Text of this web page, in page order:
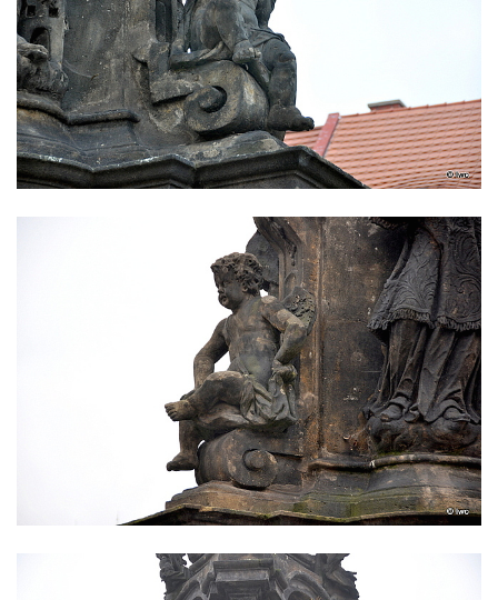
Sloup svatého Antonína Paduánského v
Ústí nad Labem
Sloup svatého Jana Nepomuckého v
Rokycanech
Sloup Panny Marie v Červeném Hrádku
Sloup se sochou Piety v Jirkově
Torzo sloupu neznámého určení v Klášterci
Sloup Panny Marie v Libochovicích
Sloup Panny Marie v Litoměřicích
Sloupová boží muka s reliéfy v Jáchymově
Sloup Nejsvětější Trojice v Jáchymově
Sloup Nejsvětější Trojice ve Valči
Sloup Panny Marie ve Valči
Sloup svatého Jana Nepomuckého v Horní
Sloup Panny Marie Polické v Horní Polici
Sloup Panny Marie v Horní Polici